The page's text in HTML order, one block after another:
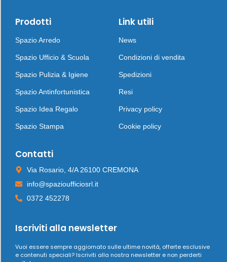
Prodotti
Spazio Arredo
Spazio Ufficio & Scuola
Spazio Pulizia & Igiene
Spazio Antinfortunistica
Spazio Idea Regalo
Spazio Stampa
Link utili
News
Condizioni di vendita
Spedizioni
Resi
Privacy policy
Cookie policy
Contatti
Via Rosario, 4/A 26100 CREMONA
info@spazioufficiosrl.it
0372 452278
Iscriviti alla newsletter
Vuoi essere sempre aggiornato sulle ultime novità, offerte esclusive
e contenuti speciali? Iscriviti alla nostra newsletter e non perderti